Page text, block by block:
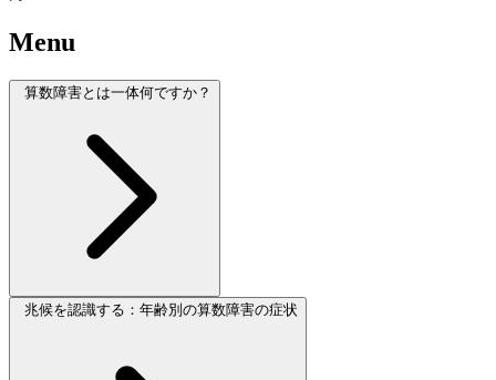
Menu
算数障害とは一体何ですか？
兆候を認識する：年齢別の算数障害の症状